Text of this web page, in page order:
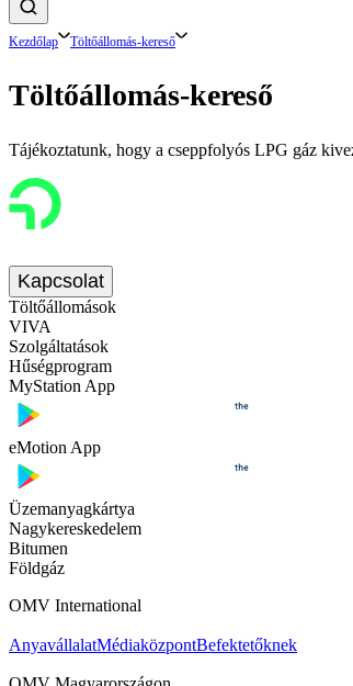
Kezdőlap Töltőállomás-kereső
Töltőállomás-kereső
Tájékoztatunk, hogy a cseppfolyós LPG gáz
Kapcsolat
Töltőállomások
VIVA
Szolgáltatások
Hűségprogram
MyStation App
eMotion App
Üzemanyagkártya
Nagykereskedelem
Bitumen
Földgáz
OMV International
AnyavállalatMédiaközpontBefektetőknek